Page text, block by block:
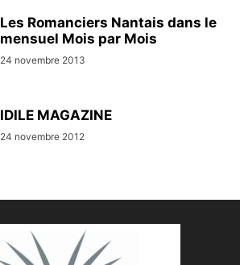
Les Romanciers Nantais dans le
mensuel Mois par Mois
24 novembre 2013
IDILE MAGAZINE
24 novembre 2012